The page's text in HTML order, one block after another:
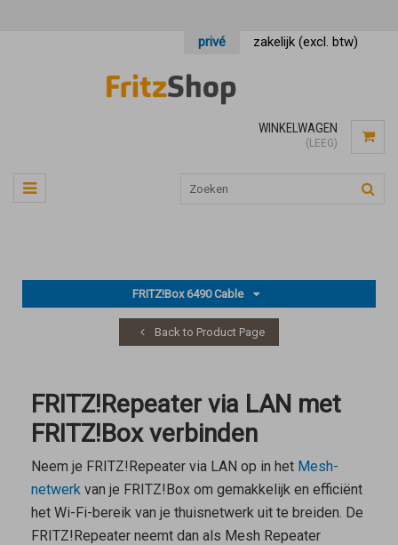
privé zakelijk (excl. btw)
WINKELWAGEN
(LEEG)
FRITZ!Box 6490 Cable
Back to Product Page
FRITZ!Repeater via LAN met
FRITZ!Box verbinden
Neem je FRITZ!Repeater via LAN op in het Mesh-
netwerk van je FRITZ!Box om gemakkelijk en efficiënt
het Wi-Fi-bereik van je thuisnetwerk uit te breiden. De
FRITZ!Repeater neemt dan als Mesh Repeater